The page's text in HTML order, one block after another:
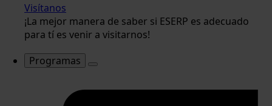
Visítanos
¡La mejor manera de saber si ESERP es adecuado
para tí es venir a visitarnos!
Programas